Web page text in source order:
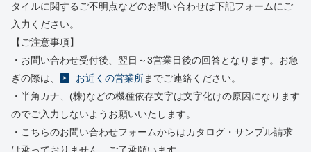
タイルに関するご不明点などのお問い合わせは下記フォームにご
入力ください。
【ご注意事項】
・お問い合わせ受付後、翌日～3営業日後の回答となります。お急
ぎの際は、
お近くの営業所までご連絡ください。
・半角カナ、(株)などの機種依存文字は文字化けの原因になります
のでご入力しないようお願いいたします。
・こちらのお問い合わせフォームからはカタログ・サンプル請求